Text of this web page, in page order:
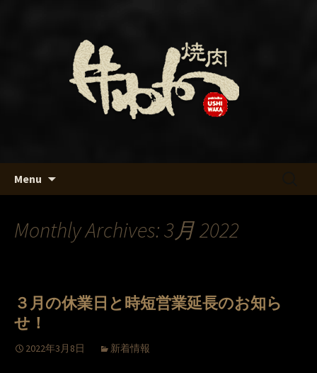
名古屋・名駅の焼肉「牛わか」
のブログ
Menu
Monthly Archives: 3月 2022
３月の休業日と時短営業延長のお知ら
せ！
2022年3月8日 新着情報